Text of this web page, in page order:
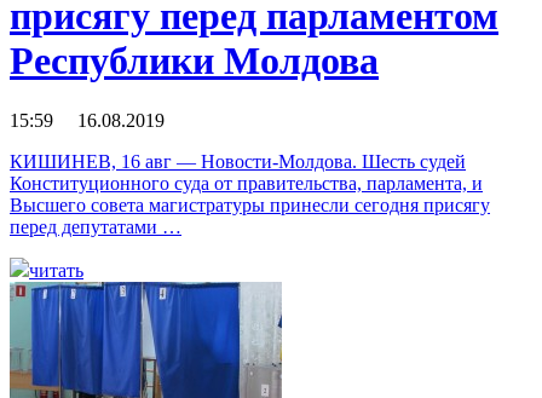
присягу перед парламентом
Республики Молдова
15:59 16.08.2019
КИШИНЕВ, 16 авг — Новости-Молдова. Шесть судей
Конституционного суда от правительства, парламента, и
Высшего совета магистратуры принесли сегодня присягу
перед депутатами …
читать